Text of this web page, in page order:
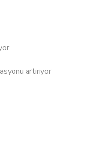
artırıyor